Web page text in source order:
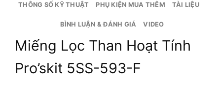
THÔNG SỐ KỸ THUẬT PHỤ KIỆN MUA THÊM TÀI LIỆU
BÌNH LUẬN & ĐÁNH GIÁ VIDEO
Miếng Lọc Than Hoạt Tính
Pro’skit 5SS-593-F